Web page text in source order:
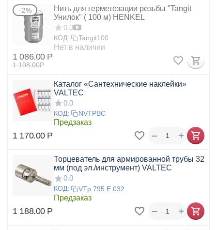
2%
Нить для герметезации резьбы "Tangit
Унилок" ( 100 м) HENKEL
0.0
КОД: Tangit100
Нет в наличии
1 086.00 Р
1 108.00Р
Каталог «Сантехнические наклейки»
VALTEC
0.0
КОД: NVTPBC
Предзаказ
1 170.00 Р +
−
Торцеватель для армированной трубы 32
мм (под эл./инструмент) VALTEC
0.0
КОД: VTp.795.E.032
Предзаказ
1 188.00 Р +
−